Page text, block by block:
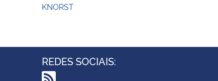
KNORST
REDES SOCIAIS: